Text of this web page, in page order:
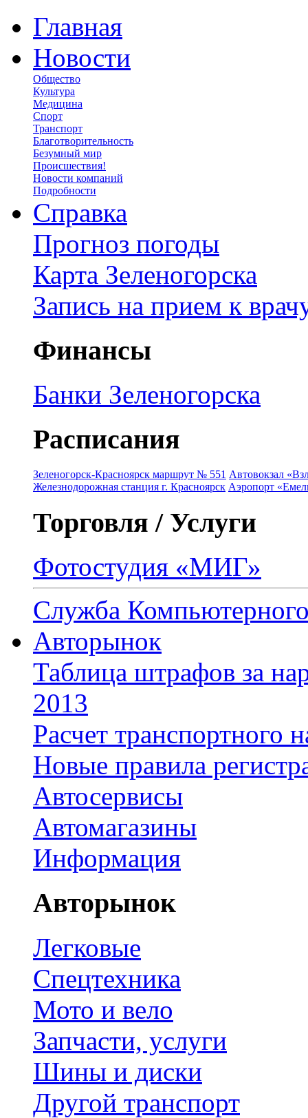
Главная
Новости
Общество
Культура
Медицина
Спорт
Транспорт
Благотворительность
Безумный мир
Происшествия!
Новости компаний
Подробности
Справка
Прогноз погоды
Карта Зеленогорска
Запись на прием к
Финансы
Банки Зеленогорска
Расписания
Зеленогорск-Красноярск маршрут № 551 Автовокзал
Железнодорожная станция г. Красноярск Аэропорт
Торговля / Услуги
Фотостудия «МИГ»
Служба
Авторынок
Таблица штрафов за
2013
Расчет транспортного
Новые правила
Автосервисы
Автомагазины
Информация
Авторынок
Легковые
Спецтехника
Мото и вело
Запчасти, услуги
Шины и диски
Другой транспорт